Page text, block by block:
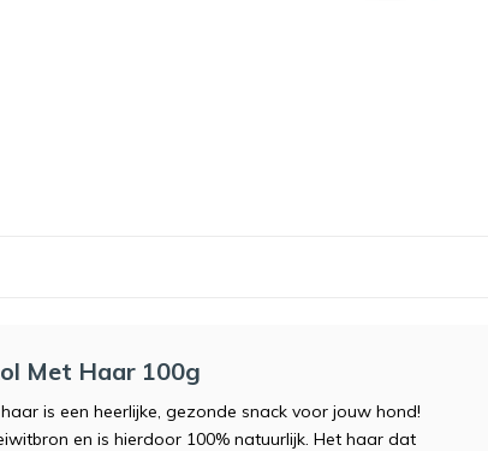
Met Haar 100g
is een heerlijke, gezonde snack voor jouw hond!
en is hierdoor 100% natuurlijk. Het haar dat